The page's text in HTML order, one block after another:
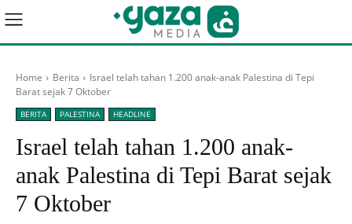
Home Berita
Israel telah tahan 1.200 anak-anak Palestina di Tepi
Barat sejak 7 Oktober
BERITA PALESTINA HEADLINE
Israel telah tahan 1.200 anak-
anak Palestina di Tepi Barat sejak
7 Oktober